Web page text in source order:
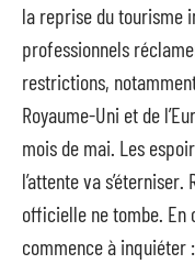
la reprise du tourisme
professionnels
restrictions,
Royaume-Uni et de
mois de mai. Les
l’attente va
officielle ne tombe. En
commence à inquiéter